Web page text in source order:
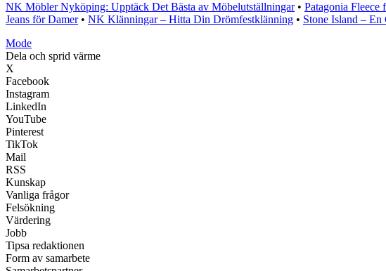
NK Möbler Nyköping: Upptäck Det Bästa av Möbelutställningar• Patagonia
Jeans för Damer• NK Klänningar – Hitta Din Drömfestklänning • Stone Island –
Mode
Dela och sprid värme
X
Facebook
Instagram
LinkedIn
YouTube
Pinterest
TikTok
Mail
RSS
Kunskap
Vanliga frågor
Felsökning
Värdering
Jobb
Tipsa redaktionen
Form av samarbete